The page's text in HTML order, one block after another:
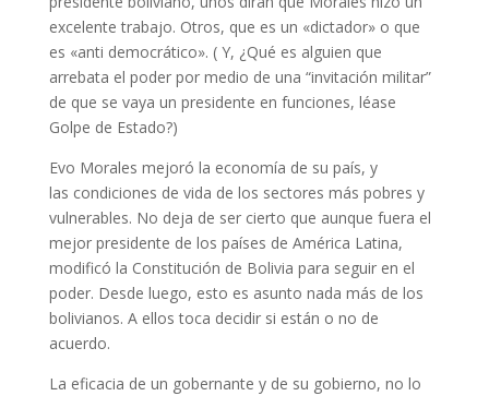
excelente trabajo. Otros, que es un «dictador» o que
es «anti democrático». ( Y, ¿Qué es alguien que
arrebata el poder por medio de una “invitación militar”
de que se vaya un presidente en funciones, léase
Golpe de Estado?)
Evo Morales mejoró la economía de su país, y
las condiciones de vida de los sectores más pobres y
vulnerables. No deja de ser cierto que aunque fuera el
mejor presidente de los países de América Latina,
modificó la Constitución de Bolivia para seguir en el
poder. Desde luego, esto es asunto nada más de los
bolivianos. A ellos toca decidir si están o no de
acuerdo.
La eficacia de un gobernante y de su gobierno, no lo